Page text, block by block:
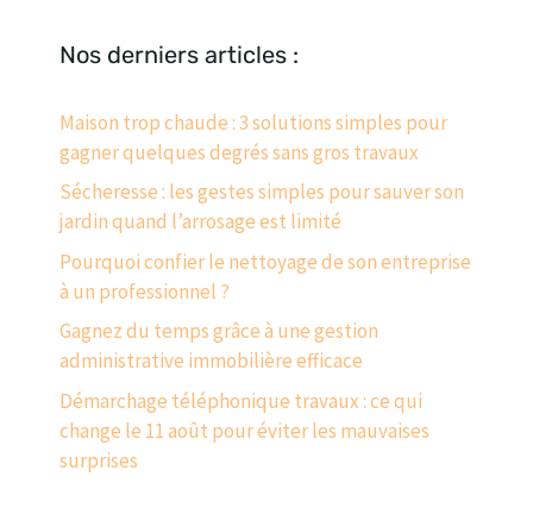
Nos derniers articles :
Maison trop chaude : 3 solutions simples pour
gagner quelques degrés sans gros travaux
Sécheresse : les gestes simples pour sauver son
jardin quand l’arrosage est limité
Pourquoi confier le nettoyage de son entreprise
à un professionnel ?
Gagnez du temps grâce à une gestion
administrative immobilière efficace
Démarchage téléphonique travaux : ce qui
change le 11 août pour éviter les mauvaises
surprises